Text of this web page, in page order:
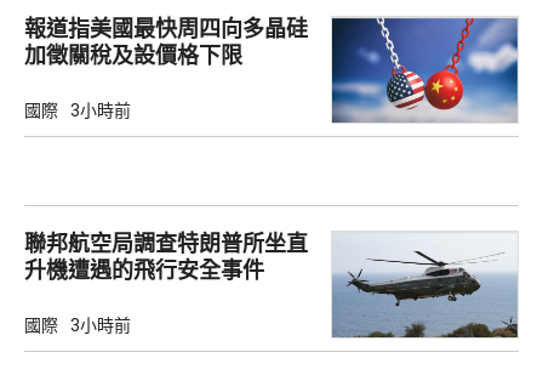
報道指美國最快周四向多晶硅
加徵關稅及設價格下限
國際 3小時前
聯邦航空局調查特朗普所坐直
升機遭遇的飛行安全事件
國際 3小時前